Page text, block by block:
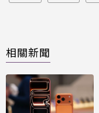
相關新聞